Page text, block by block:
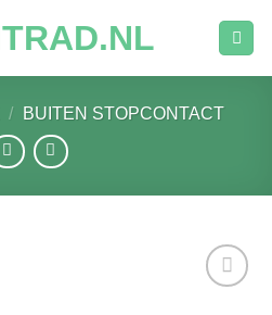
/ BUITEN STOPCONTACT